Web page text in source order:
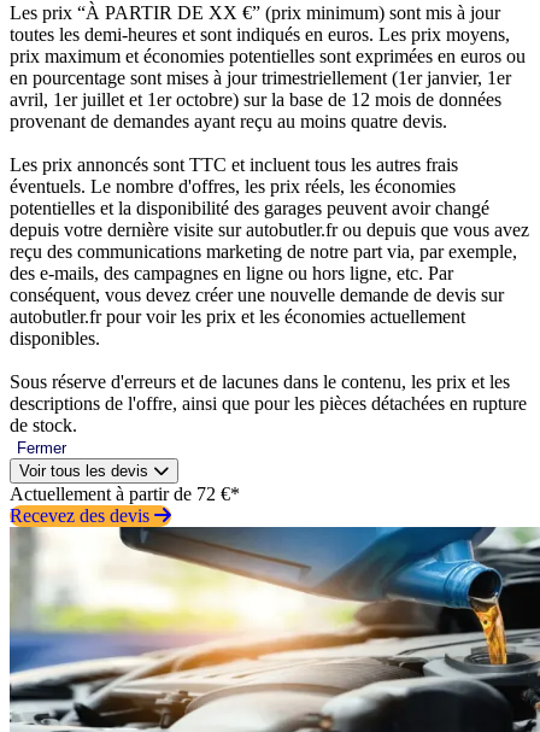
Les prix “À PARTIR DE XX €” (prix minimum) sont mis à jour
toutes les demi-heures et sont indiqués en euros. Les prix moyens,
prix maximum et économies potentielles sont exprimées en euros ou
en pourcentage sont mises à jour trimestriellement (1er janvier, 1er
avril, 1er juillet et 1er octobre) sur la base de 12 mois de données
provenant de demandes ayant reçu au moins quatre devis.
Les prix annoncés sont TTC et incluent tous les autres frais
éventuels. Le nombre d'offres, les prix réels, les économies
potentielles et la disponibilité des garages peuvent avoir changé
depuis votre dernière visite sur autobutler.fr ou depuis que vous avez
reçu des communications marketing de notre part via, par exemple,
des e-mails, des campagnes en ligne ou hors ligne, etc. Par
conséquent, vous devez créer une nouvelle demande de devis sur
autobutler.fr pour voir les prix et les économies actuellement
disponibles.
Sous réserve d'erreurs et de lacunes dans le contenu, les prix et les
descriptions de l'offre, ainsi que pour les pièces détachées en rupture
de stock.
Fermer
Voir tous les devis
Actuellement à partir de 72 €*
Recevez des devis